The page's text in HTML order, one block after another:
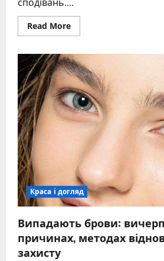
Read MoreRead
more
вивести
татуаж
брів
у
домашніх
умовах
без
наслідків
–
повний
Краса і догляд
Випадають брови:
причинах, методах
захисту